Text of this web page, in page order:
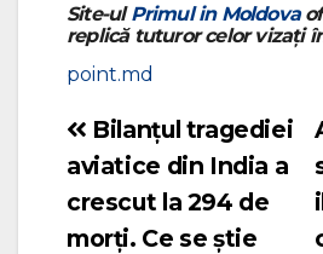
Site-ulPrimul in Moldova
replică tuturor celor vizați
point.md
Navigare
în
articole
Bilanţul tragediei
aviatice din India a
crescut la 294 de
morţi. Ce se ştie